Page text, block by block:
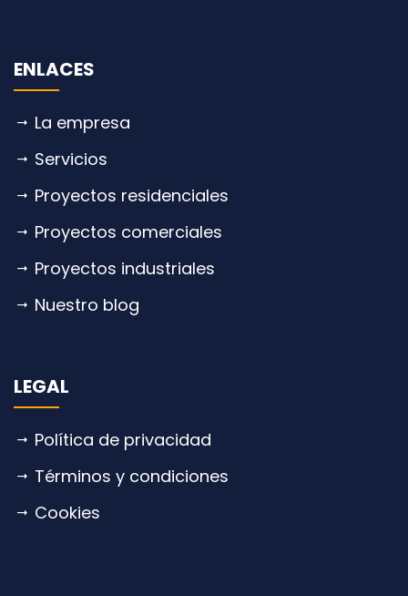
ENLACES
La empresa
Servicios
Proyectos residenciales
Proyectos comerciales
Proyectos industriales
Nuestro blog
LEGAL
Política de privacidad
Términos y condiciones
Cookies